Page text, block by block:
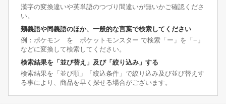
漢字の変換違いや英単語のつづり間違いが無いかご確認くださ
い。
類義語や同義語のほか、一般的な言葉で検索してください
例：ポケモン を ポケットモンスター で検索「ー」を「−」
などに変換して検索してください。
検索結果を「並び替え」及び「絞り込み」する
検索結果を「並び順」「絞込条件」で絞り込み及び並び替えす
る事により、商品を早く探せる場合がございます。